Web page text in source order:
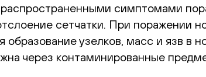
симптомами
сетчатки. При поражении
узелков, масс и язв в
через контаминированные